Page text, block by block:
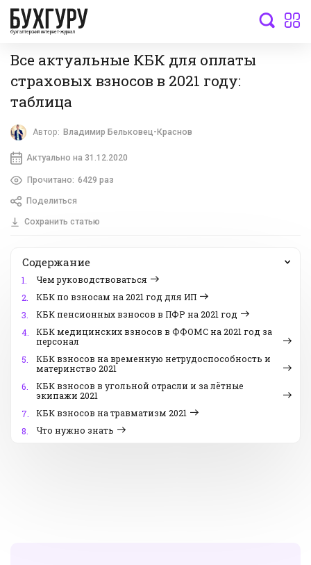
бухгалтерский интернет-журнал
Все актуальные КБК для оплаты
страховых взносов в 2021 году:
таблица
Автор: Владимир Бельковец-Краснов
Актуально на 31.12.2020
Прочитано: 6429 раз
Поделиться
Сохранить статью
Содержание
1.
Чем руководствоваться
2.
КБК по взносам на 2021 год для ИП
3.
КБК пенсионных взносов в ПФР на 2021 год
4.
КБК медицинских взносов в ФФОМС на 2021 год за
персонал
5.
КБК взносов на временную нетрудоспособность и
материнство 2021
6.
КБК взносов в угольной отрасли и за лётные
экипажи 2021
7.
КБК взносов на травматизм 2021
8.
Что нужно знать